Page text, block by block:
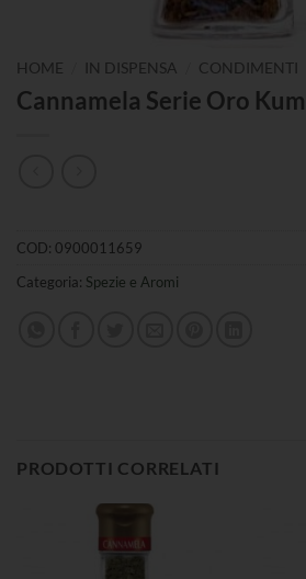
HOME IN DISPENSA CONDIMENTI
Cannamela Serie Oro
COD: 0900011659
Categoria: Spezie e Aromi
PRODOTTI CORRELATI